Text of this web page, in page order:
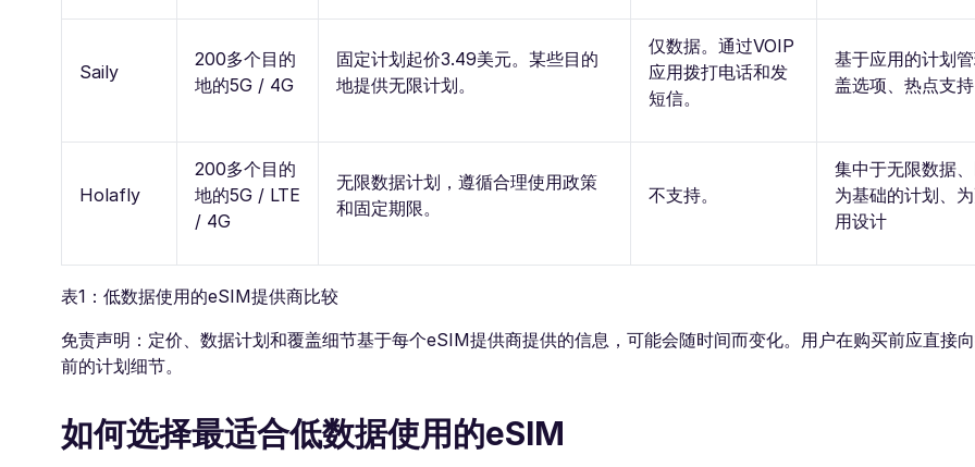
Saily
200多个目的
地的5G / 4G
固定计划起价3.49美元。某些目的
地提供无限计划。
仅数据。通过VOIP
应用拨打电话和发
短信。
基于应用的计划
盖选项、热点支持
Holafly
200多个目的
地的5G / LTE
/ 4G
无限数据计划，遵循合理使用政策
和固定期限。
不支持。
集中于无限数据
为基础的计划、
用设计
表1：低数据使用的eSIM提供商比较
免责声明：定价、数据计划和覆盖细节基于每个eSIM提供商提供的信息，可能会随时间而变化。用户在购买前应直接
前的计划细节。
如何选择最适合低数据使用的eSIM